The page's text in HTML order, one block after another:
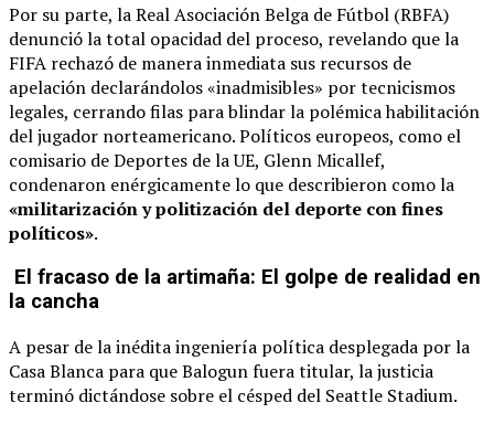
Por su parte, la Real Asociación Belga de Fútbol (RBFA)
denunció la total opacidad del proceso, revelando que la
FIFA rechazó de manera inmediata sus recursos de
apelación declarándolos «inadmisibles» por tecnicismos
legales, cerrando filas para blindar la polémica habilitación
del jugador norteamericano. Políticos europeos, como el
comisario de Deportes de la UE, Glenn Micallef,
condenaron enérgicamente lo que describieron como la
«militarización y politización del deporte con fines
políticos».
El fracaso de la artimaña: El golpe de realidad en
la cancha
A pesar de la inédita ingeniería política desplegada por la
Casa Blanca para que Balogun fuera titular, la justicia
terminó dictándose sobre el césped del Seattle Stadium.